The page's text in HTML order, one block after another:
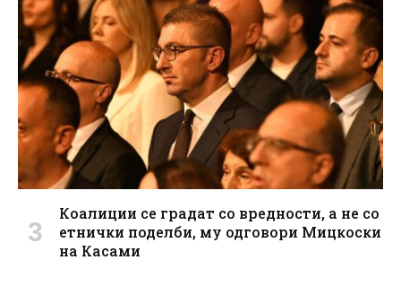
Коалиции се градат со вредности, а не со
етнички поделби, му одговори Мицкоски
на Касами